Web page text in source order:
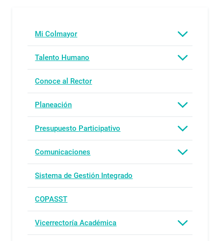
Mi Colmayor
Talento Humano
Conoce al Rector
Planeación
Presupuesto Participativo
Comunicaciones
Sistema de Gestión Integrado
COPASST
Vicerrectoría Académica